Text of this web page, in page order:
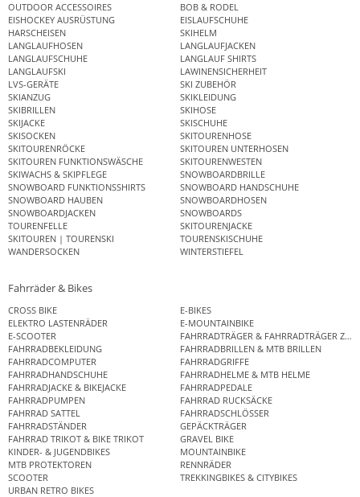
OUTDOOR ACCESSOIRES
BOB & RODEL
EISHOCKEY AUSRÜSTUNG
EISLAUFSCHUHE
HARSCHEISEN
SKIHELM
LANGLAUFHOSEN
LANGLAUFJACKEN
LANGLAUFSCHUHE
LANGLAUF SHIRTS
LANGLAUFSKI
LAWINENSICHERHEIT
LVS-GERÄTE
SKI ZUBEHÖR
SKIANZUG
SKIKLEIDUNG
SKIBRILLEN
SKIHOSE
SKIJACKE
SKISCHUHE
SKISOCKEN
SKITOURENHOSE
SKITOURENRÖCKE
SKITOUREN UNTERHOSEN
SKITOUREN FUNKTIONSWÄSCHE
SKITOURENWESTEN
SKIWACHS & SKIPFLEGE
SNOWBOARDBRILLE
SNOWBOARD FUNKTIONSSHIRTS
SNOWBOARD HANDSCHUHE
SNOWBOARD HAUBEN
SNOWBOARDHOSEN
SNOWBOARDJACKEN
SNOWBOARDS
TOURENFELLE
SKITOURENJACKE
SKITOUREN | TOURENSKI
TOURENSKISCHUHE
WANDERSOCKEN
WINTERSTIEFEL
Fahrräder & Bikes
CROSS BIKE
E-BIKES
ELEKTRO LASTENRÄDER
E-MOUNTAINBIKE
E-SCOOTER
FAHRRADTRÄGER & FAHRRADTRÄGER
FAHRRADBEKLEIDUNG
FAHRRADBRILLEN & MTB BRILLEN
FAHRRADCOMPUTER
FAHRRADGRIFFE
FAHRRADHANDSCHUHE
FAHRRADHELME & MTB HELME
FAHRRADJACKE & BIKEJACKE
FAHRRADPEDALE
FAHRRADPUMPEN
FAHRRAD RUCKSÄCKE
FAHRRAD SATTEL
FAHRRADSCHLÖSSER
FAHRRADSTÄNDER
GEPÄCKTRÄGER
FAHRRAD TRIKOT & BIKE TRIKOT
GRAVEL BIKE
KINDER- & JUGENDBIKES
MOUNTAINBIKE
MTB PROTEKTOREN
RENNRÄDER
SCOOTER
TREKKINGBIKES & CITYBIKES
URBAN RETRO BIKES